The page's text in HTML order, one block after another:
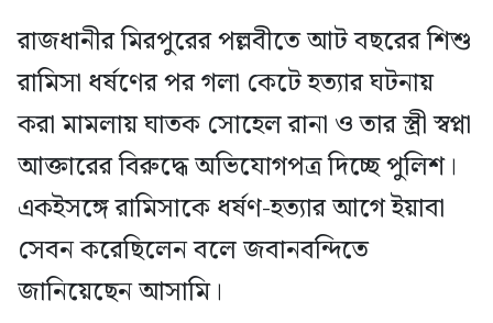
রাজধানীর মিরপুরের পল্লবীতে আট বছরের শিশু
রামিসা ধর্ষণের পর গলা কেটে হত্যার ঘটনায়
করা মামলায় ঘাতক সোহেল রানা ও তার স্ত্রী স্বপ্না
আক্তারের বিরুদ্ধে অভিযোগপত্র দিচ্ছে পুলিশ।
একইসঙ্গে রামিসাকে ধর্ষণ-হত্যার আগে ইয়াবা
সেবন করেছিলেন বলে জবানবন্দিতে
জানিয়েছেন আসামি।